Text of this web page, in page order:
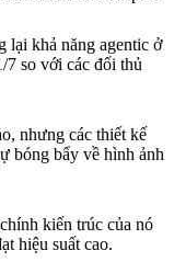
lại khả năng agentic ở
so với các đối thủ
nhưng các thiết kế
bóng bẩy về hình ảnh
kiến trúc của nó
hiệu suất cao.